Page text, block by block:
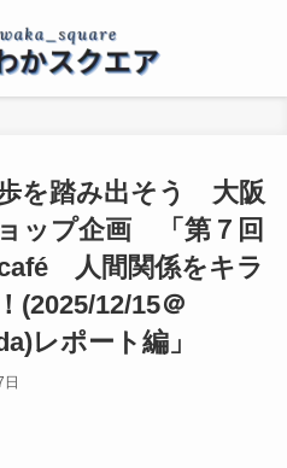
を踏み出そう 大阪
ップ企画 「第７回
人間関係をキラ
(2025/12/15＠
レポート編」